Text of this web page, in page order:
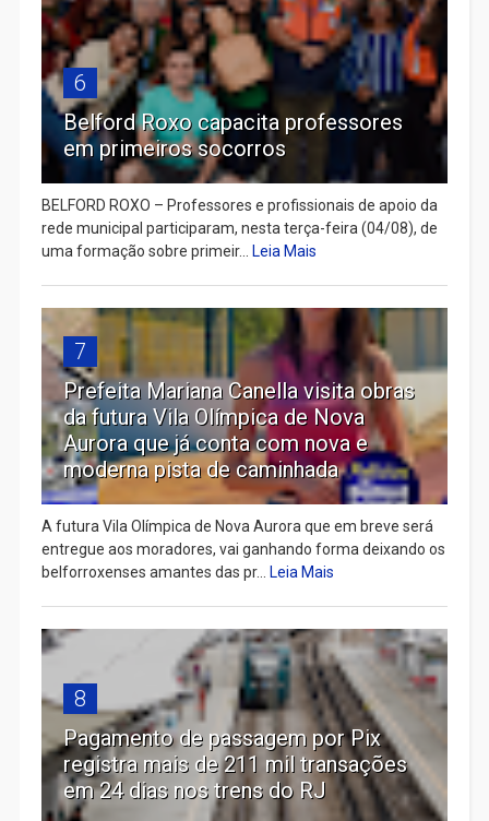
6
Belford Roxo capacita professores
em primeiros socorros
BELFORD ROXO – Professores e profissionais de apoio da
rede municipal participaram, nesta terça-feira (04/08), de
uma formação sobre primeir... Leia Mais
7
Prefeita Mariana Canella visita obras
da futura Vila Olímpica de Nova
Aurora que já conta com nova e
moderna pista de caminhada
A futura Vila Olímpica de Nova Aurora que em breve será
entregue aos moradores, vai ganhando forma deixando os
belforroxenses amantes das pr... Leia Mais
8
Pagamento de passagem por Pix
registra mais de 211 mil transações
em 24 dias nos trens do RJ